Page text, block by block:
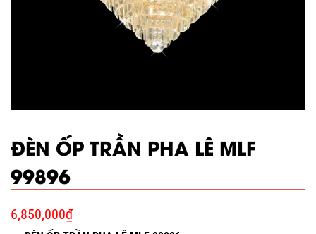
ĐÈN ỐP TRẦN PHA LÊ MLF
99896
6,850,000₫